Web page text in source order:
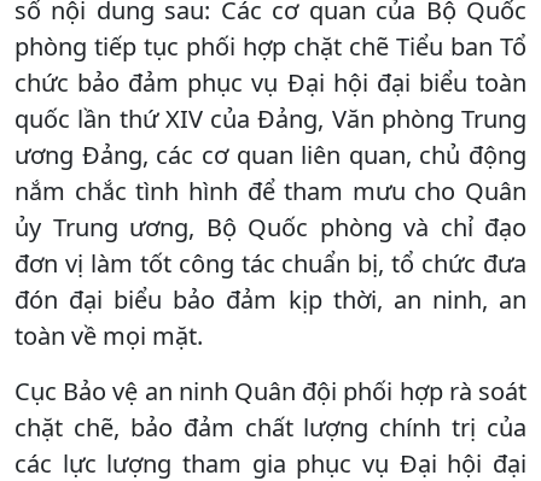
số nội dung sau: Các cơ quan của Bộ Quốc
phòng tiếp tục phối hợp chặt chẽ Tiểu ban Tổ
chức bảo đảm phục vụ Đại hội đại biểu toàn
quốc lần thứ XIV của Đảng, Văn phòng Trung
ương Đảng, các cơ quan liên quan, chủ động
nắm chắc tình hình để tham mưu cho Quân
ủy Trung ương, Bộ Quốc phòng và chỉ đạo
đơn vị làm tốt công tác chuẩn bị, tổ chức đưa
đón đại biểu bảo đảm kịp thời, an ninh, an
toàn về mọi mặt.
Cục Bảo vệ an ninh Quân đội phối hợp rà soát
chặt chẽ, bảo đảm chất lượng chính trị của
các lực lượng tham gia phục vụ Đại hội đại